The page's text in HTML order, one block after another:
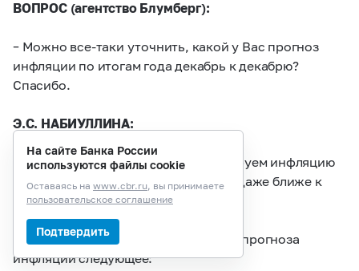
ВОПРОС (агентство Блумберг):
– Можно все-таки уточнить, какой у Вас прогноз
инфляции по итогам года декабрь к декабрю?
Спасибо.
Э.С. НАБИУЛЛИНА:
– По итогам этого года мы прогнозируем инфляцию
где-то между 12 и 14%, может быть, даже ближе к
12%.
Еще раз повторю, что наше видение прогноза
инфляции следующее:
На сайте Банка России
используются файлы cookie
Оставаясь на www.cbr.ru, вы принимаете
пользовательское соглашение
Подтвердить